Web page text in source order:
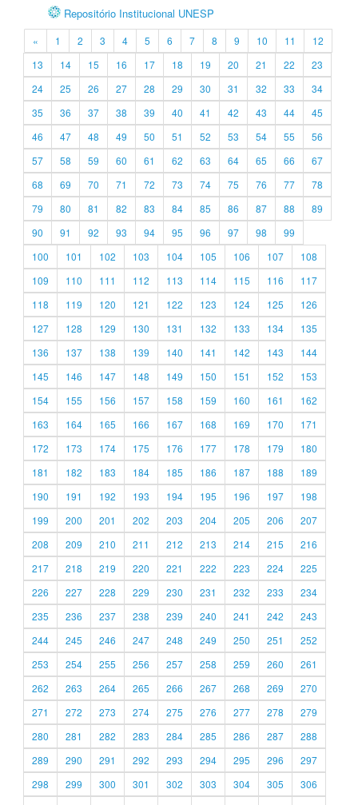
Repositório Institucional UNESP
« 1 2 3 4 5 6 7 8 9 10 11
12
13
14 15 16 17 18 19 20 21 22
23
24
25 26 27 28 29 30 31 32 33
34
35
36 37 38 39 40 41 42 43 44
45
46
47 48 49 50 51 52 53 54 55
56
57
58 59 60 61 62 63 64 65 66
67
68
69 70 71 72 73 74 75 76 77
78
79
80 81 82 83 84 85 86 87 88
89
90
91 92 93 94 95 96 97 98
99
100
101 102 103 104 105 106 107
108
109
110 111 112 113 114 115 116
117
118
119 120 121 122 123 124 125
126
127
128 129 130 131 132 133 134
135
136
137 138 139 140 141 142 143
144
145
146 147 148 149 150 151 152
153
154
155 156 157 158 159 160 161
162
163
164 165 166 167 168 169 170
171
172
173 174 175 176 177 178 179
180
181
182 183 184 185 186 187 188
189
190
191 192 193 194 195 196 197
198
199
200 201 202 203 204 205 206
207
208
209 210 211 212 213 214 215
216
217
218 219 220 221 222 223 224
225
226
227 228 229 230 231 232 233
234
235
236 237 238 239 240 241 242
243
244
245 246 247 248 249 250 251
252
253
254 255 256 257 258 259 260
261
262
263 264 265 266 267 268 269
270
271
272 273 274 275 276 277 278
279
280
281 282 283 284 285 286 287
288
289
290 291 292 293 294 295 296
297
298
299 300 301 302 303 304 305
306